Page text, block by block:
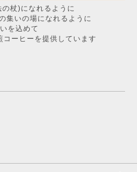
杖)になれるように
集いの場になれるように
を込めて
ーヒーを提供しています